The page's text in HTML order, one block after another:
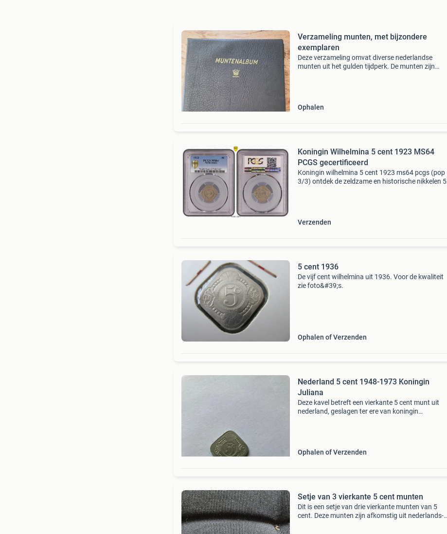
Verzameling munten, met bijzondere
exemplaren
Deze verzameling omvat diverse nederlandse
munten uit het gulden tijdperk. De munten zijn
Ophalen
Koningin Wilhelmina 5 cent 1923 MS64
PCGS gecertificeerd
Koningin wilhelmina 5 cent 1923 ms64 pcgs (pop
3/3) ontdek de zeldzame en historische nikkelen 5
Verzenden
5 cent 1936
De vijf cent wilhelmina uit 1936. Voor de kwaliteit
zie foto&#39;s.
Ophalen of Verzenden
Nederland 5 cent 1948-1973 Koningin
Juliana
Deze kavel betreft een vierkante 5 cent munt uit
nederland, geslagen ter ere van koningin
Ophalen of Verzenden
Setje van 3 vierkante 5 cent munten
Dit is een setje van drie vierkante munten van 5
cent. Deze munten zijn afkomstig uit nederlands-